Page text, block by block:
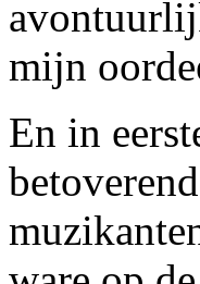
mijn
En in